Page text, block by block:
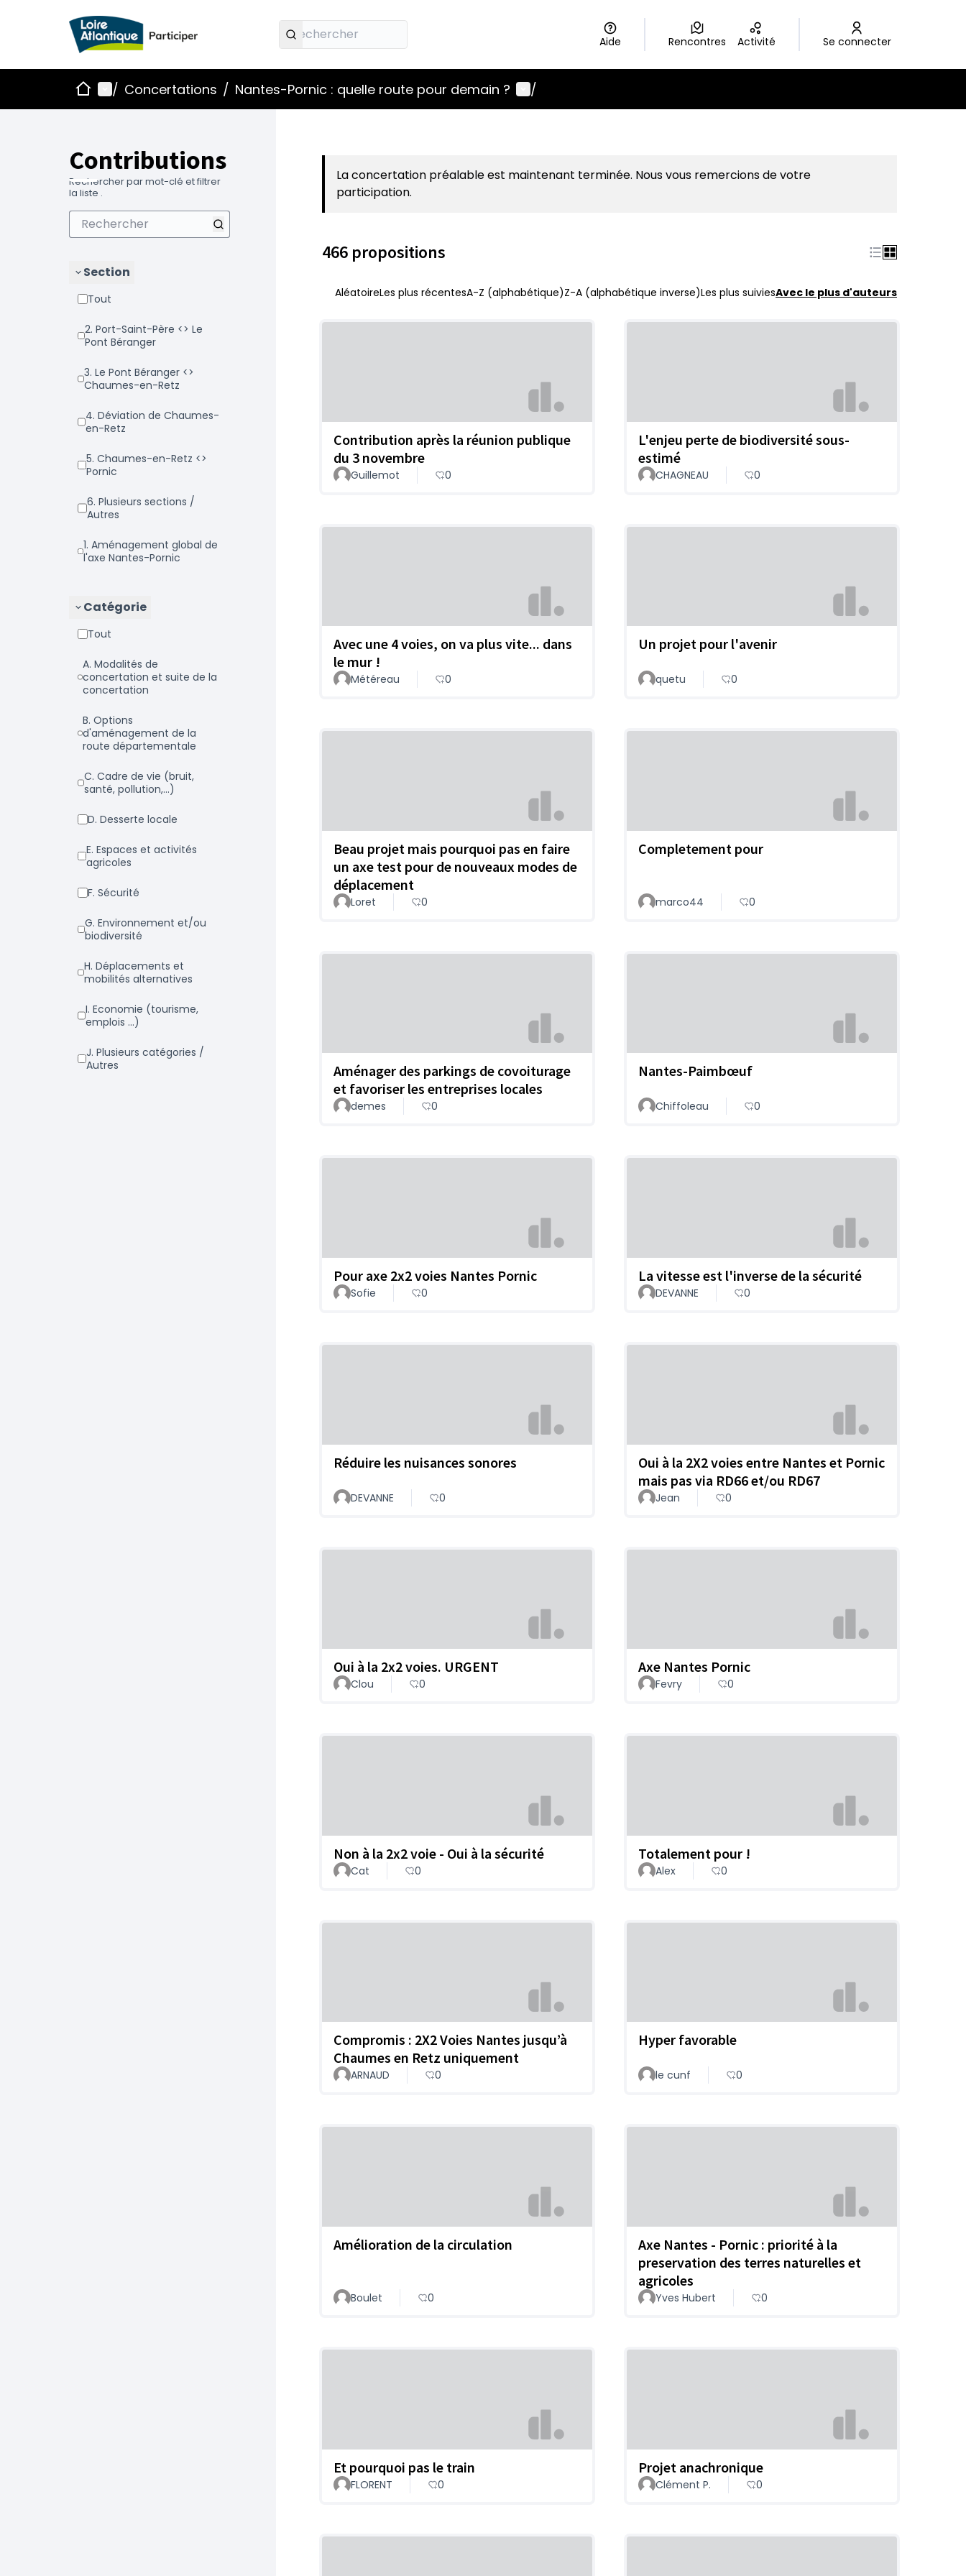
Aide Rencontres Activité Se connecter
AccueilMenu principal
/ Concertations / Nantes-Pornic : quelle route pour demain ? Menu utilisateur
/
Contributions
Rechercher par mot-clé et filtrer
la liste .
Section
Tout
2. Port-Saint-Père <> Le
Pont Béranger
3. Le Pont Béranger <>
Chaumes-en-Retz
4. Déviation de Chaumes-
en-Retz
5. Chaumes-en-Retz <>
Pornic
6. Plusieurs sections /
Autres
1. Aménagement global de
l'axe Nantes-Pornic
Catégorie
Tout
a. Modalités de
concertation et suite de la
concertation
b. Options
d'aménagement de la
route départementale
c. Cadre de vie (bruit,
santé, pollution,...)
d. Desserte locale
e. Espaces et activités
agricoles
f. Sécurité
g. Environnement et/ou
biodiversité
h. Déplacements et
mobilités alternatives
i. Economie (tourisme,
emplois ...)
j. Plusieurs catégories /
Autres
La concertation préalable est maintenant terminée. Nous vous remercions de votre
participation.
466 propositions
AléatoireLes plus récentesA-Z (alphabétique)Z-A (alphabétique inverse)Les plus suiviesAvec le plus d'auteurs
Contribution après la réunion publique
du 3 novembre
Guillemot 0
L'enjeu perte de biodiversité sous-
estimé
CHAGNEAU 0
Avec une 4 voies, on va plus vite... dans
le mur !
Météreau 0
Un projet pour l'avenir
quetu 0
Beau projet mais pourquoi pas en faire
un axe test pour de nouveaux modes de
déplacement
Loret 0
Completement pour
marco44 0
Aménager des parkings de covoiturage
et favoriser les entreprises locales
demes 0
Nantes-Paimbœuf
Chiffoleau 0
Pour axe 2x2 voies Nantes Pornic
Sofie 0
La vitesse est l'inverse de la sécurité
DEVANNE 0
Réduire les nuisances sonores
DEVANNE 0
Oui à la 2X2 voies entre Nantes et Pornic
mais pas via RD66 et/ou RD67
Jean 0
Oui à la 2x2 voies. URGENT
Clou 0
Axe Nantes Pornic
Fevry 0
Non à la 2x2 voie - Oui à la sécurité
Cat 0
Totalement pour !
Alex 0
Compromis : 2X2 Voies Nantes jusqu’à
Chaumes en Retz uniquement
ARNAUD 0
Hyper favorable
le cunf 0
Amélioration de la circulation
Boulet 0
Axe Nantes - Pornic : priorité à la
preservation des terres naturelles et
agricoles
Yves Hubert 0
Et pourquoi pas le train
FLORENT 0
Projet anachronique
Clément P. 0